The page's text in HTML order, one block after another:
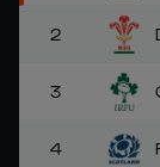
2
3
4